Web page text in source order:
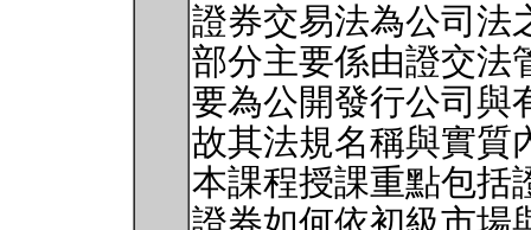
證券交易法為公司法
部分主要係由證交法
要為公開發行公司與
故其法規名稱與實質
本課程授課重點包括